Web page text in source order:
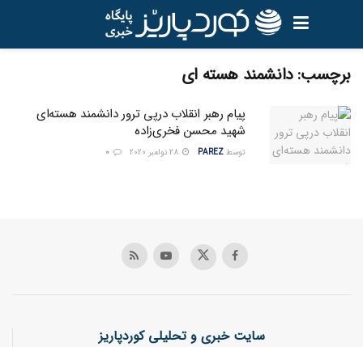
برچسب:دانشمند هسته ای
پیام رهبر انقلاب درپی ترور دانشمند هسته‌ای
شهید محسن فخری‌زاده
توسط PAREZ
سایت خبری و تحلیلی کوردپاریز